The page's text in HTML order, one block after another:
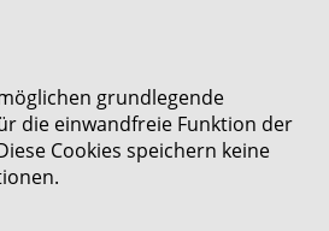
grundlegende
die einwandfreie Funktion der
Cookies speichern keine